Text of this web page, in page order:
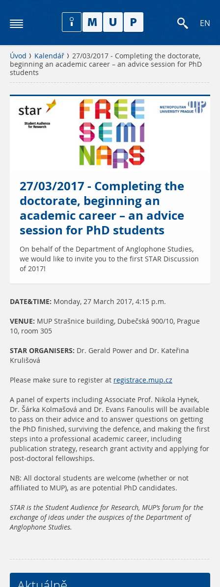
EN
Úvod Kalendář
27/03/2017 - Completing the doctorate,
beginning an academic career – an advice session for PhD
students
27/03/2017 - Completing the
doctorate, beginning an
academic career – an advice
session for PhD students
On behalf of the Department of Anglophone Studies,
we would like to invite you to the first STAR Discussion
of 2017!
DATE&TIME: Monday, 27 March 2017, 4:15 p.m.
VENUE: MUP Strašnice building, Dubečská 900/10, Prague
10, room 305
STAR ORGANISERS: Dr. Gerald Power and Dr. Kateřina
Krulišová
Please make sure to register at registrace.mup.cz
A panel of experts including Associate Prof. Nikola Hynek,
Dr. Šárka Kolmašová and Dr. Evans Fanoulis will be available
to pass on their advice and to answer questions on getting
the PhD finished, surviving the defence, and making the first
steps into a professional academic career, including
publication strategy, research grant activity and applying for
post-doctoral fellowships.
NB: All doctoral students are welcome (whether or not
affiliated to MUP), as are potential PhD candidates.
STAR is the Student Audience for Research, MUP’s forum for the
exchange of ideas under the auspices of the Department of
Anglophone Studies.